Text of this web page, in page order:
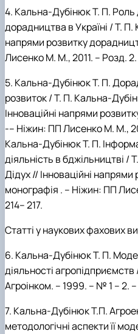
4. Кальна-ДубінюкТ. П. Роль
дорадництва в Україні / Т. П.
напрями розвитку
Лисенко М. М., 2011. – Розд.
5. Кальна-ДубінюкТ. П.
розвиток /Т. П. Кальна-
Інноваційні напрями
-– Ніжин: ПП Лисенко М. М.,
Кальна-ДубінюкТ. П.
діяльність в бджільництві / Т.
Дідух // Інноваційні
монографія . – Ніжин: ПП
214– 217.
Статтіу наукових фахових
6. Кальна-ДубінюкТ. П.
діяльності агро­підприємств
Агроінком. – 1999. – № 1 – 2.
7. Кальна-Дубінюк Т.П.
методологічні аспекти її